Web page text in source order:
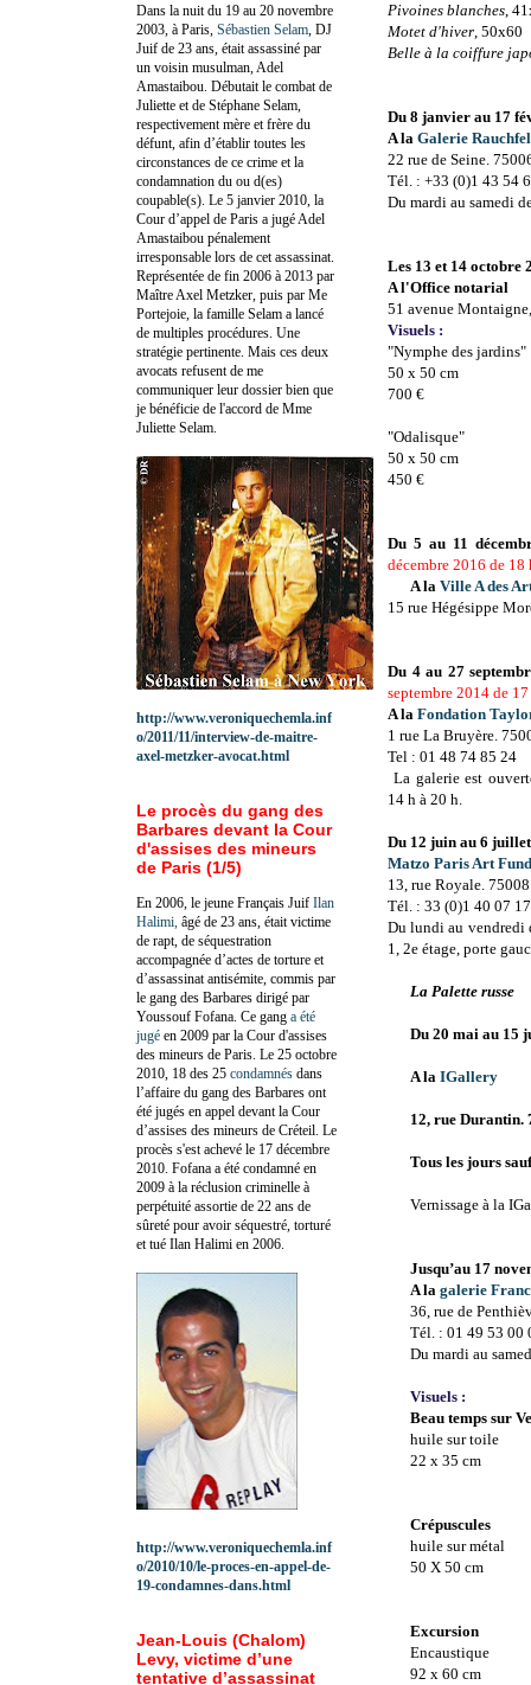
Pivoines blanches,
Motet d'hiver, 50x60
Belle à la coiffure
Du 8 janvier au 17
A la Galerie
22 rue de Seine.
Tél. : +33 (0)1 43 54
Du mardi au samedi
Les 13 et 14 octobre
A l'Office notarial
51 avenue
Visuels :
"Nymphe des jardins"
50 x 50 cm
700 €
"Odalisque"
50 x 50 cm
450 €
Du 5 au 11
décembre 2016 de 18
A la Ville A des
15 rue Hégésippe
Du 4 au 27
septembre 2014 de
A la Fondation
1 rue La Bruyère.
Tel : 01 48 74 85 24
La galerie est
14 h à 20 h.
Du 12 juin au 6
Matzo Paris Art Fund
13, rue Royale.
Tél. : 33 (0)1 40 07
Du lundi au vendredi
1, 2e étage, porte
La Palette russe
Du 20 mai au 15
A la IGallery
12, rue Durantin.
Tous les jours
Vernissage à la
Jusqu’au 17
A la galerie
36, rue de
Tél. : 01 49 53 00
Du mardi au
Visuels :
Beau temps sur
huile sur toile
22 x 35 cm
Crépuscules
huile sur métal
50 X 50 cm
Excursion
Encaustique
92 x 60 cm
Dans la nuit du 19 au 20 novembre
2003, à Paris, Sébastien Selam , DJ
Juif de 23 ans, était assassiné par
un voisin musulman, Adel
Amastaibou. Débutait le combat de
Juliette et de Stéphane Selam,
respectivement mère et frère du
défunt, afin d’établir toutes les
circonstances de ce crime et la
condamnation du ou d(es)
coupable(s). Le 5 janvier 2010, la
Cour d’appel de Paris a jugé Adel
Amastaibou pénalement
irresponsable lors de cet assassinat.
Représentée de fin 2006 à 2013 par
Maître Axel Metzker, puis par Me
Portejoie, la famille Selam a lancé
de multiples procédures. Une
stratégie pertinente. Mais ces deux
avocats refusent de me
communiquer leur dossier bien que
je bénéficie de l'accord de Mme
Juliette Selam.
http://www.veroniquechemla.inf
o/2011/11/interview-de-maitre-
axel-metzker-avocat.html
Le procès du gang des
Barbares devant la Cour
d'assises des mineurs
de Paris (1/5)
En 2006, le jeune Français Juif Ilan
Halimi, âgé de 23 ans, était victime
de rapt, de séquestration
accompagnée d’actes de torture et
d’assassinat antisémite, commis par
le gang des Barbares dirigé par
Youssouf Fofana. Ce gang a été
jugé en 2009 par la Cour d'assises
des mineurs de Paris. Le 25 octobre
2010, 18 des 25 condamnés dans
l’affaire du gang des Barbares ont
été jugés en appel devant la Cour
d’assises des mineurs de Créteil. Le
procès s'est achevé le 17 décembre
2010. Fofana a été condamné en
2009 à la réclusion criminelle à
perpétuité assortie de 22 ans de
sûreté pour avoir séquestré, torturé
et tué Ilan Halimi en 2006.
http://www.veroniquechemla.inf
o/2010/10/le-proces-en-appel-de-
19-condamnes-dans.html
Jean-Louis (Chalom)
Levy, victime d’une
tentative d’assassinat